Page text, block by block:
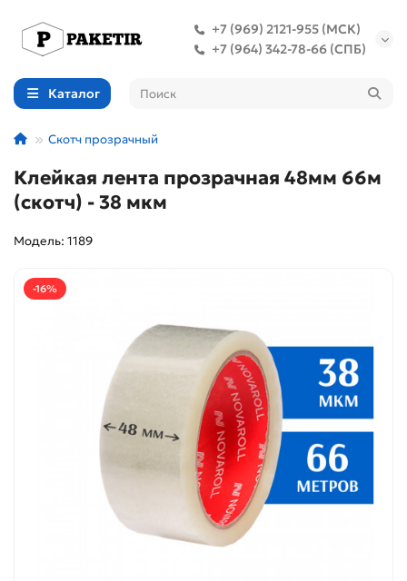
+7 (969) 2121-955 (МСК)
+7 (964) 342-78-66 (СПБ)
Каталог
Скотч прозрачный
Клейкая лента прозрачная 48мм 66м
(скотч) - 38 мкм
Модель: 1189
-16%